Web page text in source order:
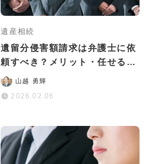
遺産相続
遺留分侵害額請求は弁護士に依
頼すべき？メリット・任せるべ
きケース・費用を解説
山越 勇輝
2026.02.06